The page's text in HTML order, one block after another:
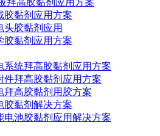
拜高胶黏剂应用方案
胶黏剂应用方案
头胶黏剂应用
胶黏剂应用方案
系统拜高胶黏剂应用方案
件拜高胶黏剂应用方案
拜高胶黏剂用胶方案
胶黏剂解决方案
电池胶黏剂应用解决方案